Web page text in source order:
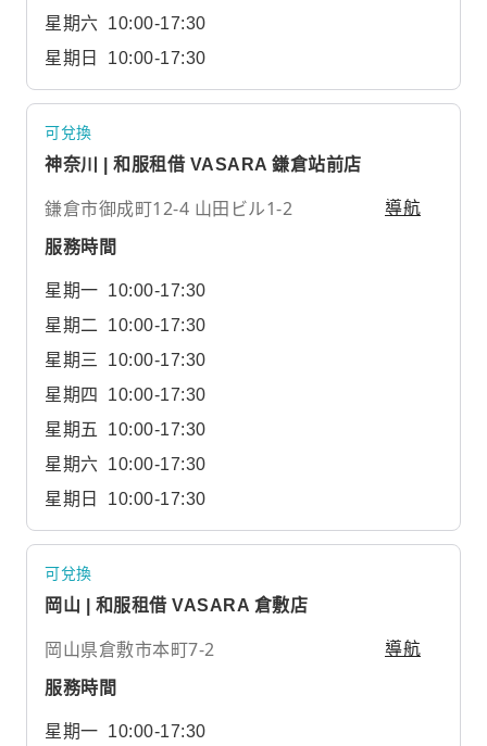
星期六 10:00-17:30
星期日
10:00-17:30
可兌換
神奈川 | 和服租借 VASARA 鎌倉站前店
鎌倉市御成町12-4 山田ビル1-2 導航
服務時間
星期一 10:00-17:30
星期二
10:00-17:30
星期三
10:00-17:30
星期四
10:00-17:30
星期五
10:00-17:30
星期六 10:00-17:30
星期日
10:00-17:30
可兌換
岡山 | 和服租借 VASARA 倉敷店
岡山県倉敷市本町7-2 導航
服務時間
星期一 10:00-17:30